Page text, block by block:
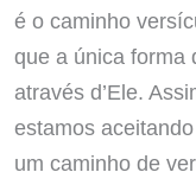
é o caminho
que a única forma
através d’Ele.
estamos
um caminho de